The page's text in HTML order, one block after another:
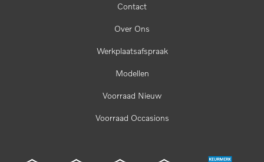
Contact
Over Ons
Werkplaatsafspraak
Modellen
Voorraad Nieuw
Voorraad Occasions